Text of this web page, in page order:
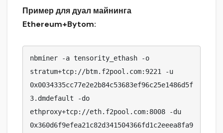
Пример для дуал майнинга
Ethereum+Bytom:
nbminer -a tensority_ethash -o
stratum+tcp://btm.f2pool.com:9221 -u
0x0034335cc77e2e2b84c53683ef96c25e1486d5f
3.dmdefault -do
ethproxy+tcp://eth.f2pool.com:8008 -du
0x360d6f9efea21c82d341504366fd1c2eeea8fa9